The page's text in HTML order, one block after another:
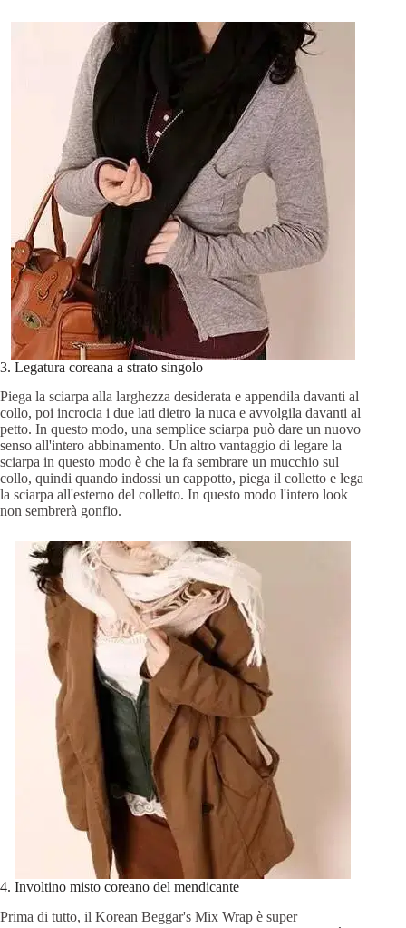
3. Legatura coreana a strato singolo
Piega la sciarpa alla larghezza desiderata e appendila davanti al
collo, poi incrocia i due lati dietro la nuca e avvolgila davanti al
petto. In questo modo, una semplice sciarpa può dare un nuovo
senso all'intero abbinamento. Un altro vantaggio di legare la
sciarpa in questo modo è che la fa sembrare un mucchio sul
collo, quindi quando indossi un cappotto, piega il colletto e lega
la sciarpa all'esterno del colletto. In questo modo l'intero look
non sembrerà gonfio.
4. Involtino misto coreano del mendicante
Prima di tutto, il Korean Beggar's Mix Wrap è super